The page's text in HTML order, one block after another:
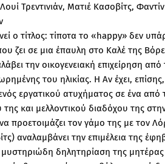
Τρεντινιάν, Ματιέ Κασοβίτς,
ο τίτλος: τίποτα το «happy» δεν
ζει σε μια έπαυλη στο Καλέ της
την οικογενειακή επιχείρηση
του ηλικίας. Η Αν έχει, επίσης,
εργατικού ατυχήματος σε ένα από
της και μελλοντικού διαδόχου της
προετοιμάζει τον γάμο της με τον
αναλαμβάνει την επιμέλεια της
δηλητηρίαση της